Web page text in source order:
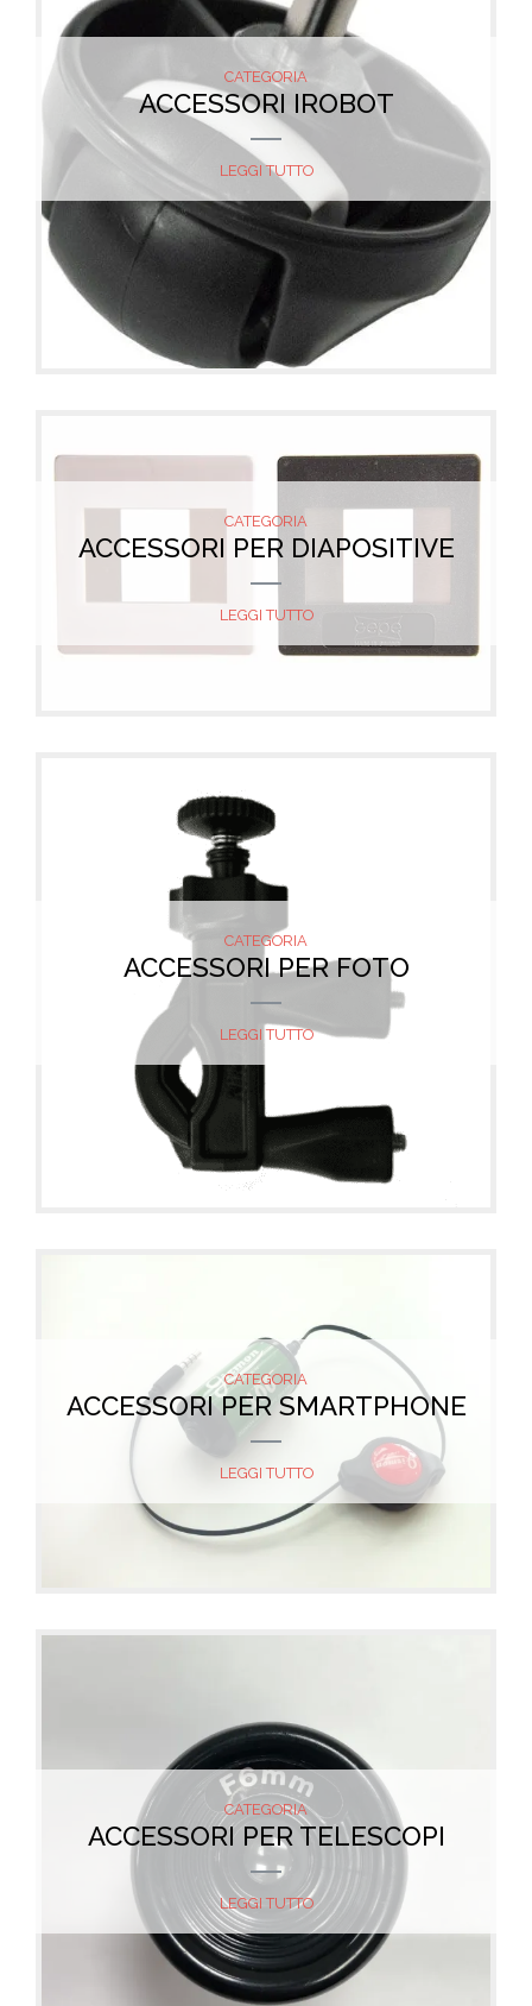
CATEGORIA
ACCESSORI IROBOT
LEGGI TUTTO
CATEGORIA
ACCESSORI PER DIAPOSITIVE
LEGGI TUTTO
CATEGORIA
ACCESSORI PER FOTO
LEGGI TUTTO
CATEGORIA
ACCESSORI PER SMARTPHONE
LEGGI TUTTO
CATEGORIA
ACCESSORI PER TELESCOPI
LEGGI TUTTO